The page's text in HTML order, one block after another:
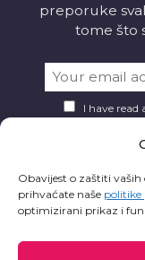
Obavijest o zaštiti vaših
prihvaćate naše politike
optimizirani prikaz i
preporuke
tome što
I have read
Želite li aplikaciju?